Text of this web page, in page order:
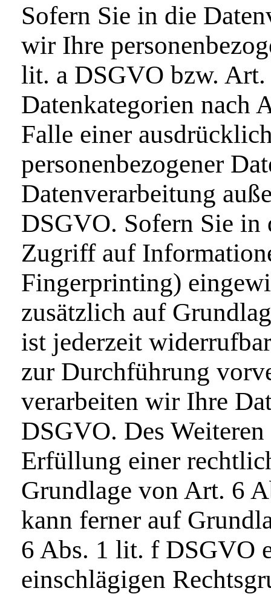
Sofern Sie in die
wir Ihre
lit. a DSGVO bzw. Art.
Datenkategorien nach
Falle einer
personenbezogener
Datenverarbeitung
DSGVO. Sofern Sie in
Zugriff auf
Fingerprinting)
zusätzlich auf
ist jederzeit
zur Durchführung
verarbeiten wir Ihre
DSGVO. Des
Erfüllung einer
Grundlage von Art. 6
kann ferner auf
6 Abs. 1 lit. f DSGVO
einschlägigen